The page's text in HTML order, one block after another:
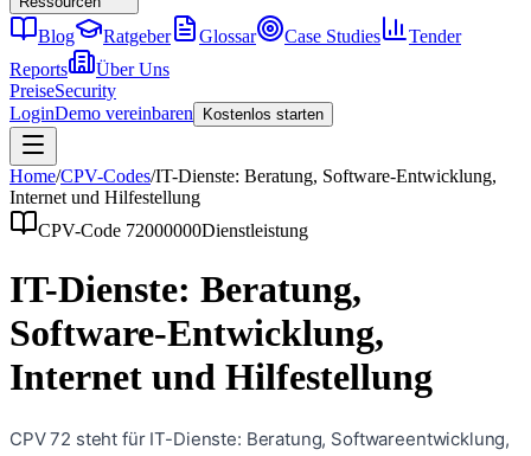
Blog Ratgeber Glossar Case Studies
Tender
Reports
Über Uns
PreiseSecurity
LoginDemo vereinbaren Kostenlos starten
Home/CPV-Codes/IT-Dienste: Beratung, Software-Entwicklung,
Internet und Hilfestellung
CPV-Code 72000000Dienstleistung
IT-Dienste: Beratung,
Software-Entwicklung,
Internet und Hilfestellung
CPV 72 steht für IT-Dienste: Beratung, Softwareentwicklung,